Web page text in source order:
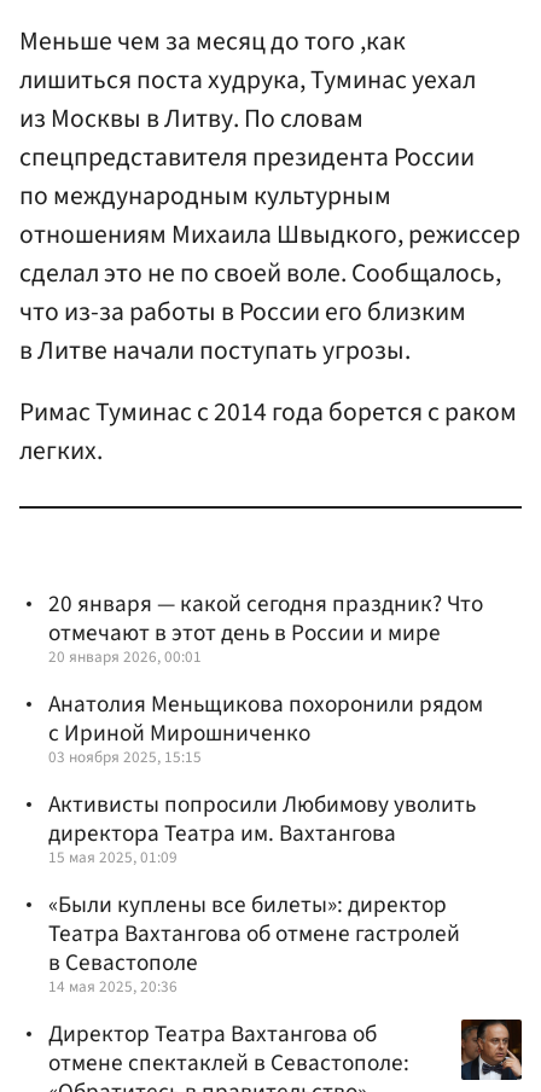
Меньше чем за месяц до того ,как
лишиться поста худрука, Туминас уехал
из Москвы в Литву. По словам
спецпредставителя президента России
по международным культурным
отношениям Михаила Швыдкого, режиссер
сделал это не по своей воле. Сообщалось,
что из-за работы в России его близким
в Литве начали поступать угрозы.
Римас Туминас с 2014 года борется с раком
легких.
20 января — какой сегодня праздник? Что
отмечают в этот день в России и мире
20 января 2026, 00:01
Анатолия Меньщикова похоронили рядом
с Ириной Мирошниченко
03 ноября 2025, 15:15
Активисты попросили Любимову уволить
директора Театра им. Вахтангова
15 мая 2025, 01:09
«Были куплены все билеты»: директор
Театра Вахтангова об отмене гастролей
в Севастополе
14 мая 2025, 20:36
Директор Театра Вахтангова об
отмене спектаклей в Севастополе: